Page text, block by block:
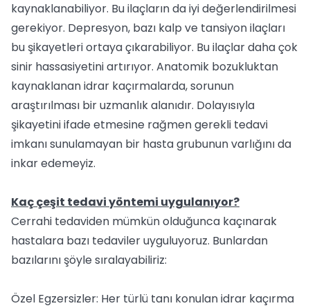
kaynaklanabiliyor. Bu ilaçların da iyi değerlendirilmesi
gerekiyor. Depresyon, bazı kalp ve tansiyon ilaçları
bu şikayetleri ortaya çıkarabiliyor. Bu ilaçlar daha çok
sinir hassasiyetini artırıyor. Anatomik bozukluktan
kaynaklanan idrar kaçırmalarda, sorunun
araştırılması bir uzmanlık alanıdır. Dolayısıyla
şikayetini ifade etmesine rağmen gerekli tedavi
imkanı sunulamayan bir hasta grubunun varlığını da
inkar edemeyiz.
Kaç çeşit tedavi yöntemi uygulanıyor?
Cerrahi tedaviden mümkün olduğunca kaçınarak
hastalara bazı tedaviler uyguluyoruz. Bunlardan
bazılarını şöyle sıralayabiliriz:
Özel Egzersizler: Her türlü tanı konulan idrar kaçırma